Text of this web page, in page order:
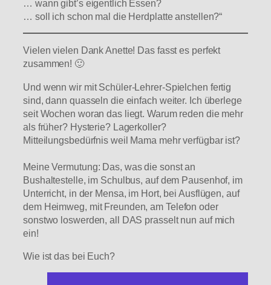
… wann gibt’s eigentlich Essen?
… soll ich schon mal die Herdplatte anstellen?“
Vielen vielen Dank Anette! Das fasst es perfekt
zusammen! 🙂
Und wenn wir mit Schüler-Lehrer-Spielchen fertig
sind, dann quasseln die einfach weiter. Ich überlege
seit Wochen woran das liegt. Warum reden die mehr
als früher? Hysterie? Lagerkoller?
Mitteilungsbedürfnis weil Mama mehr verfügbar ist?
Meine Vermutung: Das, was die sonst an
Bushaltestelle, im Schulbus, auf dem Pausenhof, im
Unterricht, in der Mensa, im Hort, bei Ausflügen, auf
dem Heimweg, mit Freunden, am Telefon oder
sonstwo loswerden, all DAS prasselt nun auf mich
ein!
Wie ist das bei Euch?